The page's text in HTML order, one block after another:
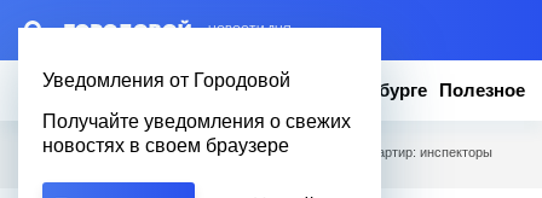
– НОВОСТИ ДНЯ
Уведомления от Городовой
Получайте уведомления о свежих
новостях в своем браузере
Новости Эксклюзив Вопросы о Петербурге Полезное
Городовой Полезное / С 1 июля начнётся проверка квартир: инспекторы